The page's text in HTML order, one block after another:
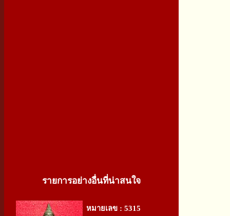
รายการอย่างอื่นที่น่าสนใจ
หมายเลข : 5315